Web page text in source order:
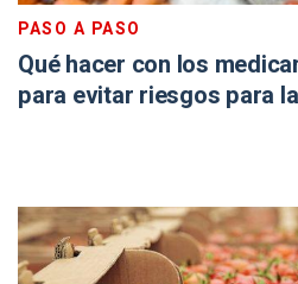
PASO A PASO
Qué hacer con los
para evitar riesgos para